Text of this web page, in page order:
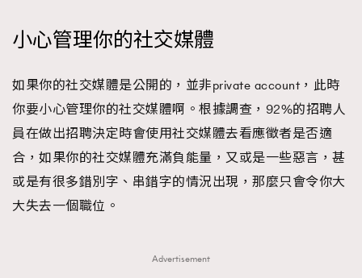
小心管理你的社交媒體
如果你的社交媒體是公開的，並非private account，此時
你要小心管理你的社交媒體啊。根據調查，92%的招聘人
員在做出招聘決定時會使用社交媒體去看應徵者是否適
合，如果你的社交媒體充滿負能量，又或是一些惡言，甚
或是有很多錯別字、串錯字的情況出現，那麼只會令你大
大失去一個職位。
Advertisement